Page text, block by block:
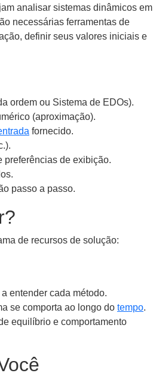
analisar sistemas dinâmicos em
necessárias ferramentas de
definir seus valores iniciais e
ordem ou Sistema de EDOs).
(aproximação).
fornecido.
preferências de exibição.
passo a passo.
de recursos de solução:
entender cada método.
se comporta ao longo do tempo.
equilíbrio e comportamento